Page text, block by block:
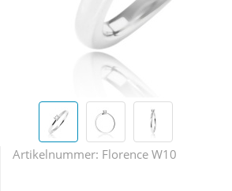
Artikelnummer: Florence W10